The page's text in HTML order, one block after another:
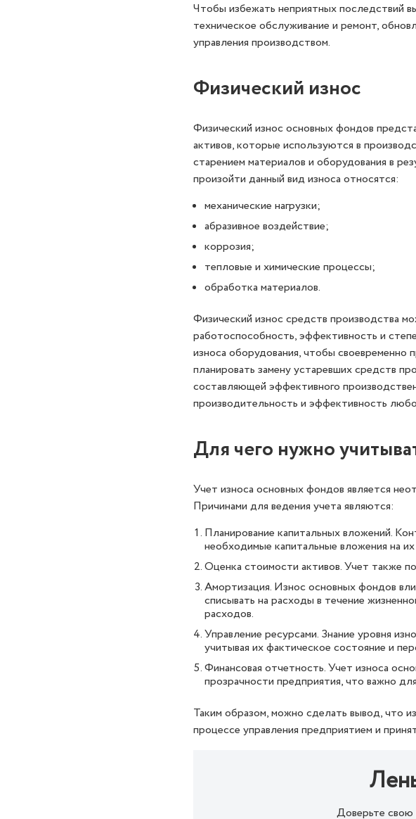
Чтобы избежать неприятных последствий
техническое обслуживание и ремонт,
управления производством.
Физический износ
Физический износ основных фондов
активов, которые используются в
старением материалов и оборудования в
произойти данный вид износа относятся:
механические нагрузки;
абразивное воздействие;
коррозия;
тепловые и химические процессы;
обработка материалов.
Физический износ средств производства
работоспособность, эффективность и
износа оборудования, чтобы своевременно
планировать замену устаревших средств
составляющей эффективного
производительность и эффективность
Для чего нужно
Учет износа основных фондов является
Причинами для ведения учета являются:
Планирование капитальных вложений.
необходимые капитальные вложения на
Оценка стоимости активов. Учет также
Амортизация. Износ основных фондов
списывать на расходы в течение
расходов.
Управление ресурсами. Знание уровня
учитывая их фактическое состояние и
Финансовая отчетность. Учет износа
прозрачности предприятия, что важно
Таким образом, можно сделать вывод, что
процессе управления предприятием и
Доверьте свою